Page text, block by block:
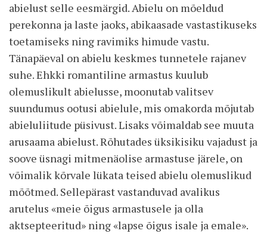
abielust selle eesmärgid. Abielu on mõeldud
perekonna ja laste jaoks, abikaasade vastastikuseks
toetamiseks ning ravimiks himude vastu.
Tänapäeval on abielu keskmes tunnetele rajanev
suhe. Ehkki romantiline armastus kuulub
olemuslikult abielusse, moonutab valitsev
suundumus ootusi abielule, mis omakorda mõjutab
abieluliitude püsivust. Lisaks võimaldab see muuta
arusaama abielust. Rõhutades üksikisiku vajadust ja
soove üsnagi mitmenäolise armastuse järele, on
võimalik kõrvale lükata teised abielu olemuslikud
mõõtmed. Sellepärast vastanduvad avalikus
arutelus «meie õigus armastusele ja olla
aktsepteeritud» ning «lapse õigus isale ja emale».